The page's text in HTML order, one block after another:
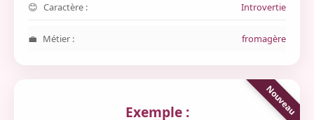
Caractère : Introvertie
Métier : fromagère
Exemple :